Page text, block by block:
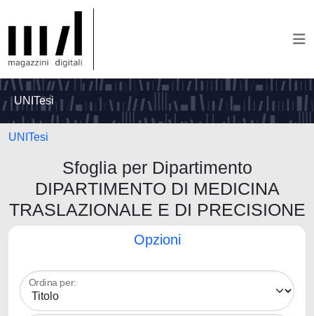
UNITesi
UNITesi
Sfoglia per Dipartimento
DIPARTIMENTO DI MEDICINA
TRASLAZIONALE E DI PRECISIONE
Opzioni
Ordina per: